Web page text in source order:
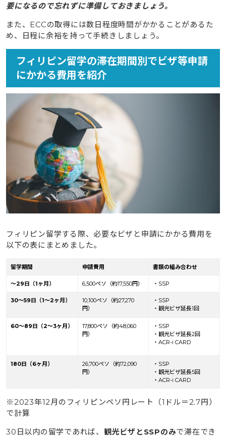
要になるので忘れずに準備しておきましょう。
また、ECCの取得には数日程度時間がかかることがあるた
め、日程に余裕を持って手続きしましょう。
フィリピン留学の滞在期間別でビザ等申請
にかかる費用を紹介
フィリピン留学する際、必要なビザと申請にかかる費用を
以下の表にまとめました。
留学期間 申請費用 書類の組み合わせ
～29日（1ヶ月） 6,500ペソ（約17,550円） ・SSP
30～59日（1～2ヶ月）
10,100ペソ（約27,270
円）
・SSP
・観光ビザ延長1回
60～89日（2～3ヶ月）
17,800ペソ（約48,060
円）
・SSP
・観光ビザ延長2回
・ACR-i CARD
180日（6ヶ月）
26,700ペソ（約72,090
円）
・SSP
・観光ビザ延長5回
・ACR-i CARD
※2023年12月のフィリピンペソ円レート（1ドル＝2.7円）
で計算
30日以内の留学であれば、 観光ビザとSSPのみで滞在でき